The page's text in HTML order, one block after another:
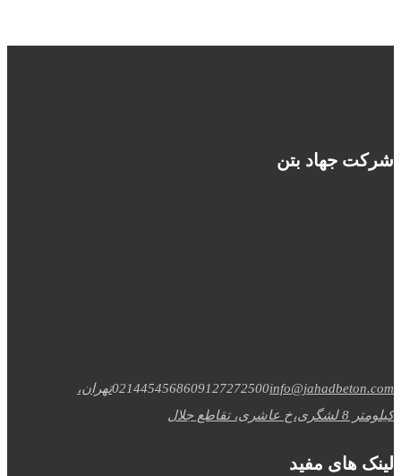
شرکت جهاد بتن
0214454568609127272500info@jahadbeton.com
تهران،
کیلومتر 8 لشگری،خ عاشری، تقاطع جلال
لینک های مفید